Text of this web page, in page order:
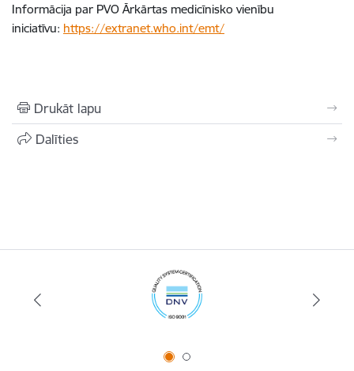
Informācija par PVO Ārkārtas medicīnisko vienību
iniciatīvu: https://extranet.who.int/emt/
Drukāt lapu
Dalīties